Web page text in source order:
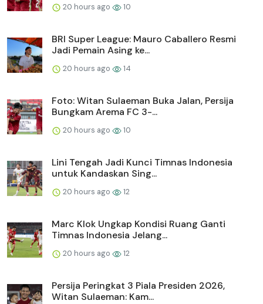
20 hours ago 10
BRI Super League: Mauro Caballero Resmi
Jadi Pemain Asing ke...
20 hours ago 14
Foto: Witan Sulaeman Buka Jalan, Persija
Bungkam Arema FC 3-...
20 hours ago 10
Lini Tengah Jadi Kunci Timnas Indonesia
untuk Kandaskan Sing...
20 hours ago 12
Marc Klok Ungkap Kondisi Ruang Ganti
Timnas Indonesia Jelang...
20 hours ago 12
Persija Peringkat 3 Piala Presiden 2026,
Witan Sulaeman: Kam...